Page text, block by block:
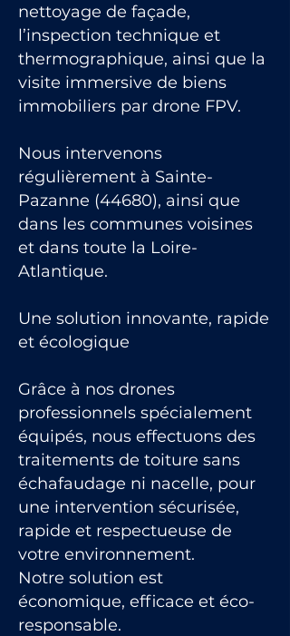
nettoyage de façade,
l’inspection technique et
thermographique, ainsi que la
visite immersive de biens
immobiliers par drone FPV.
Nous intervenons
régulièrement à Sainte-
Pazanne (44680), ainsi que
dans les communes voisines
et dans toute la Loire-
Atlantique.
Une solution innovante, rapide
et écologique
Grâce à nos drones
professionnels spécialement
équipés, nous effectuons des
traitements de toiture sans
échafaudage ni nacelle, pour
une intervention sécurisée,
rapide et respectueuse de
votre environnement.
Notre solution est
économique, efficace et éco-
responsable.